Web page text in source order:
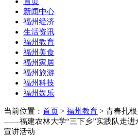
新闻中心
福州经济
生活资讯
福州教育
福州美食
福州家居
福州旅游
福州科技
福州娱乐
当前位置： 首页 > 福州教育 > 青春扎
——福建农林大学“三下乡”实践队走进
宣讲活动